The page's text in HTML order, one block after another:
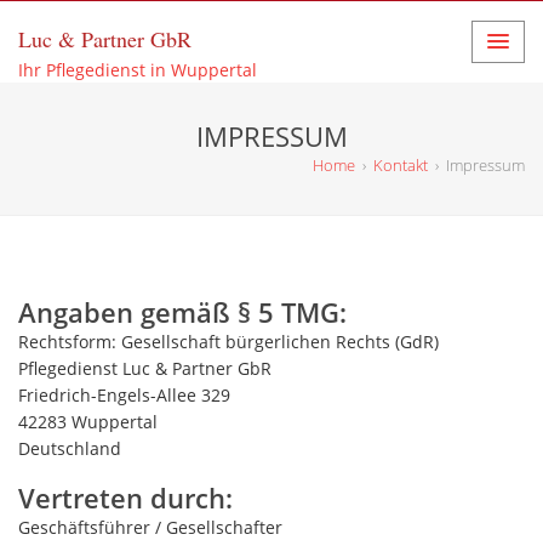
Luc & Partner GbR
Ihr Pflegedienst in Wuppertal
IMPRESSUM
Home › Kontakt › Impressum
Angaben gemäß § 5 TMG:
Rechtsform: Gesellschaft bürgerlichen Rechts (GdR)
Pflegedienst Luc & Partner GbR
Friedrich-Engels-Allee 329
42283 Wuppertal
Deutschland
Vertreten durch:
Geschäftsführer / Gesellschafter